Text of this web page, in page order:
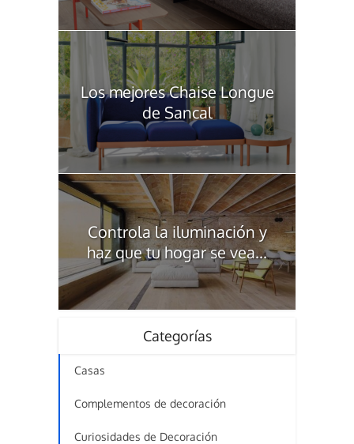
Los mejores Chaise Longue
de Sancal
Controla la iluminación y
haz que tu hogar se vea...
Categorías
Casas
Complementos de decoración
Curiosidades de Decoración